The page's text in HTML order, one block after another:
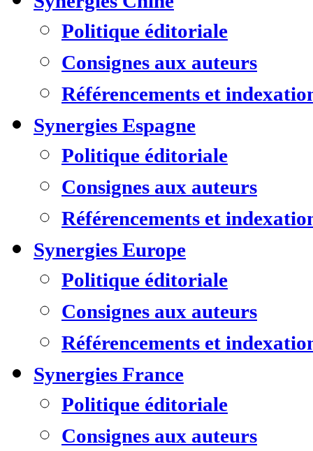
Politique éditoriale
Consignes aux auteurs
Référencements et
Synergies Espagne
Politique éditoriale
Consignes aux auteurs
Référencements et
Synergies Europe
Politique éditoriale
Consignes aux auteurs
Référencements et
Synergies France
Politique éditoriale
Consignes aux auteurs